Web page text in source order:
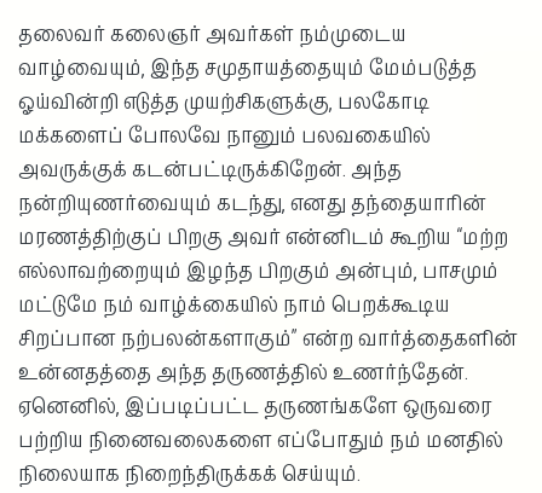
தலைவர் கலைஞர் அவர்கள் நம்முடைய
வாழ்வையும், இந்த சமுதாயத்தையும் மேம்படுத்த
ஓய்வின்றி எடுத்த முயற்சிகளுக்கு, பலகோடி
மக்களைப் போலவே நானும் பலவகையில்
அவருக்குக் கடன்பட்டிருக்கிறேன். அந்த
நன்றியுணர்வையும் கடந்து, எனது தந்தையாரின்
மரணத்திற்குப் பிறகு அவர் என்னிடம் கூறிய “மற்ற
எல்லாவற்றையும் இழந்த பிறகும் அன்பும், பாசமும்
மட்டுமே நம் வாழ்க்கையில் நாம் பெறக்கூடிய
சிறப்பான நற்பலன்களாகும்” என்ற வார்த்தைகளின்
உன்னதத்தை அந்த தருணத்தில் உணர்ந்தேன்.
ஏனெனில், இப்படிப்பட்ட தருணங்களே ஒருவரை
பற்றிய நினைவலைகளை எப்போதும் நம் மனதில்
நிலையாக நிறைந்திருக்கக் செய்யும்.